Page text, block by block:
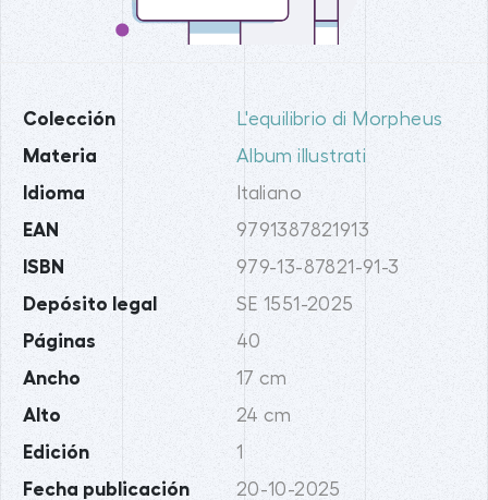
Colección L'equilibrio di Morpheus
Materia Album illustrati
Idioma Italiano
EAN 9791387821913
ISBN 979-13-87821-91-3
Depósito legal SE 1551-2025
Páginas 40
Ancho 17 cm
Alto 24 cm
Edición 1
Fecha publicación 20-10-2025